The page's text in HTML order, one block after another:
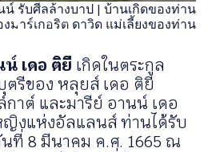
รับศีลล้างบาป | บ้านเกิดของท่าน
มาร์เกอริต ดาวิด แม่เลี้ยงของท่าน
เดอ ติยี เกิดในตระกูล
รีของ หลุยส์ เดอ ติยี
าต์ และมารีย์ อานน์ เดอ
งแห่งอัลแลนส์ ท่านได้รับ
ที่ 8 มีนาคม ค.ศ. 1665 ณ